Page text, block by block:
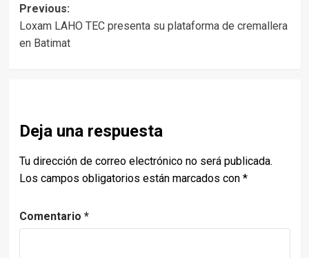
Post
navigation
Previous:
Loxam LAHO TEC presenta su plataforma de cremallera
en Batimat
Deja una respuesta
Tu dirección de correo electrónico no será publicada.
Los campos obligatorios están marcados con *
Comentario *